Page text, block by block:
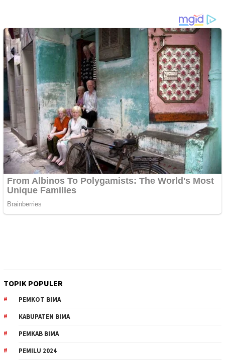
TOPIK POPULER
PEMKOT BIMA
KABUPATEN BIMA
PEMKAB BIMA
PEMILU 2024